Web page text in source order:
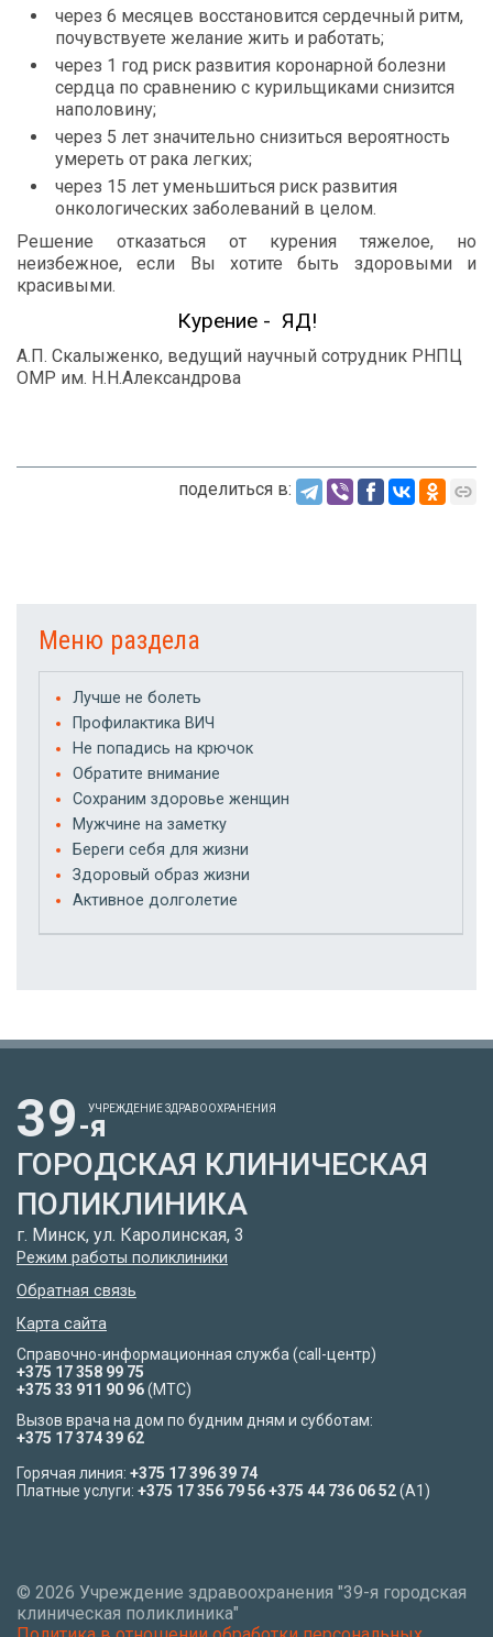
через 6 месяцев восстановится сердечный ритм,
почувствуете желание жить и работать;
через 1 год риск развития коронарной болезни
сердца по сравнению с курильщиками снизится
наполовину;
через 5 лет значительно снизиться вероятность
умереть от рака легких;
через 15 лет уменьшиться риск развития
онкологических заболеваний в целом.
Решение
отказаться от курения тяжелое, но
неизбежное,если Вы хотите быть здоровыми
и
красивыми.
Курение- ЯД!
А.П. Скалыженко, ведущий научный сотрудник РНПЦ
ОМР им. Н.Н.Александрова
поделиться в:
Меню раздела
Лучше не болеть
Профилактика ВИЧ
Не попадись на крючок
Обратите внимание
Сохраним здоровье женщин
Мужчине на заметку
Береги себя для жизни
Здоровый образ жизни
Активное долголетие
39-я
УЧРЕЖДЕНИЕ ЗДРАВООХРАНЕНИЯ
ГОРОДСКАЯ КЛИНИЧЕСКАЯ
ПОЛИКЛИНИКА
г. Минск, ул. Каролинская, 3
Режим работы поликлиники
Обратная связь
Карта сайта
Справочно-информационная служба (call-центр)
+375 17 358 99 75
+375 33 911 90 96(МТС)
Вызов врача на дом по будним дням и субботам:
+375 17 374 39 62
Горячая линия: +375 17 396 39 74
Платные услуги: +375 17 356 79 56+375 44 736 06 52(A1)
© 2026 Учреждение здравоохранения "39-я городская
клиническая поликлиника"